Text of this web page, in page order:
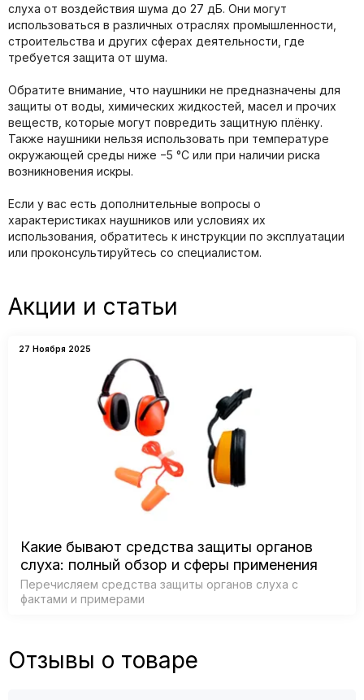
слуха от воздействия шума до 27 дБ. Они могут
использоваться в различных отраслях промышленности,
строительства и других сферах деятельности, где
требуется защита от шума.
Обратите внимание, что наушники не предназначены для
защиты от воды, химических жидкостей, масел и прочих
веществ, которые могут повредить защитную плёнку.
Также наушники нельзя использовать при температуре
окружающей среды ниже −5 °C или при наличии риска
возникновения искры.
Если у вас есть дополнительные вопросы о
характеристиках наушников или условиях их
использования, обратитесь к инструкции по эксплуатации
или проконсультируйтесь со специалистом.
Акции и статьи
27 Ноября 2025
Какие бывают средства защиты органов
слуха: полный обзор и сферы применения
Перечисляем средства защиты органов слуха с
фактами и примерами
Отзывы о товаре